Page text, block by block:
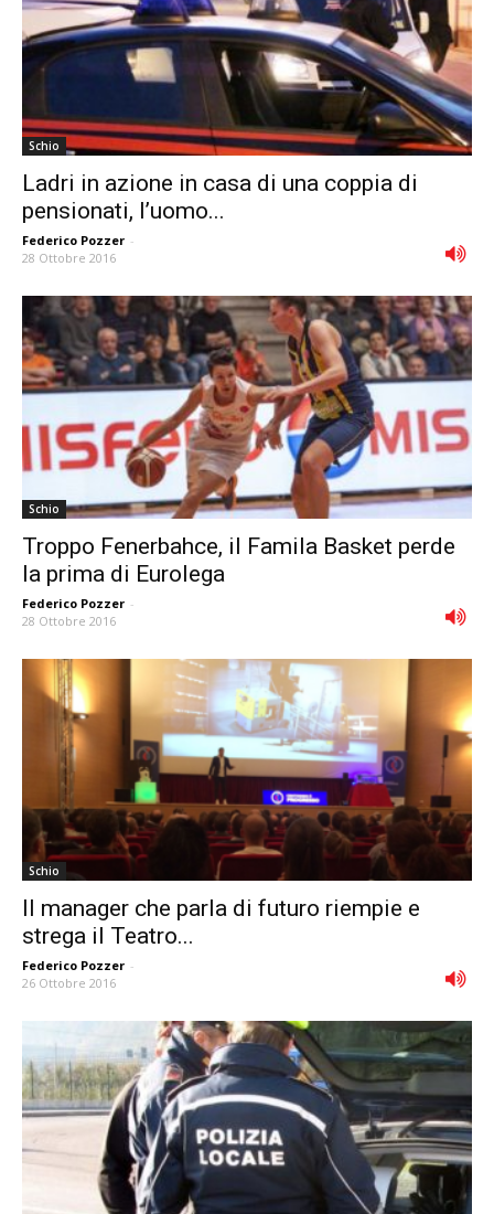
Schio
Ladri in azione in casa di una coppia di
pensionati, l’uomo...
Federico Pozzer -
28 Ottobre 2016
Schio
Troppo Fenerbahce, il Famila Basket perde
la prima di Eurolega
Federico Pozzer -
28 Ottobre 2016
Schio
Il manager che parla di futuro riempie e
strega il Teatro...
Federico Pozzer -
26 Ottobre 2016